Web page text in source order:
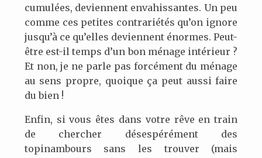
cumulées, deviennent envahissantes. Un peu
comme ces petites contrariétés qu’on ignore
jusqu’à ce qu’elles deviennent énormes. Peut-
être est-il temps d’un bon ménage intérieur ?
Et non, je ne parle pas forcément du ménage
au sens propre, quoique ça peut aussi faire
du bien !
Enfin, si vous êtes dans votre rêve en train
de chercher désespérément des
topinambours sans les trouver (mais